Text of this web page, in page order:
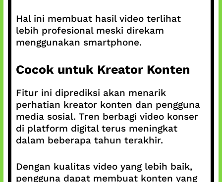
Hal ini membuat hasil video terlihat
lebih profesional meski direkam
menggunakan smartphone.
Cocok untuk Kreator Konten
Fitur ini diprediksi akan menarik
perhatian kreator konten dan pengguna
media sosial. Tren berbagi video konser
di platform digital terus meningkat
dalam beberapa tahun terakhir.
Dengan kualitas video yang lebih baik,
pengguna dapat membuat konten yang